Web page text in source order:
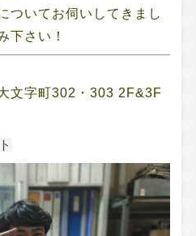
ついてお伺いしてきまし
下さい！
文字町302・303 2F&3F